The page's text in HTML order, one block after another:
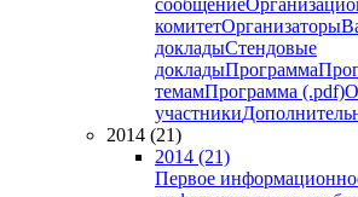
сообщение
комитетОрганизаторы
докладыСтендовые
докладыПрограмма
темамПрограмма (.pdf)
участники
2014 (21)
2014 (21)
Первое